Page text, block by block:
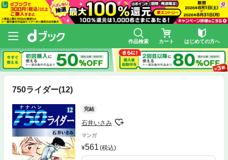
作品検索 カート はじめての方へ
750ライダー(12)
完結
石井いさみ
マンガ
561 (税込)